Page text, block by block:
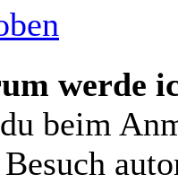
werde
beim